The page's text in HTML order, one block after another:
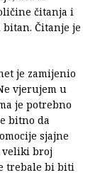
čitanja i
Čitanje je
je zamijenio
vjerujem u
je potrebno
bitno da
sjajne
veliki broj
trebale bi biti